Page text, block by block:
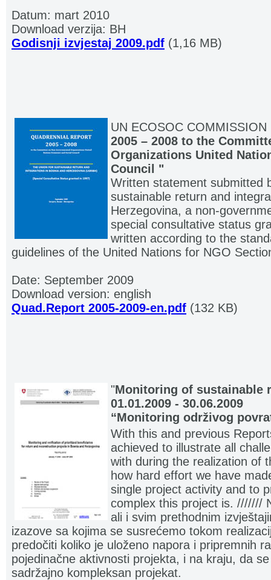
Datum: mart 2010
Download verzija: BH
Godisnji izvjestaj 2009.pdf (1,16 MB)
UN ECOSOC COMMISSION
2005 – 2008 to the
Organizations United
Council "
Written statement submitted
sustainable return and
Herzegovina, a non-
special consultative status
written according to the
guidelines of the United Nations for NGO
Date: September 2009
Download version: english
Quad.Report 2005-2009-en.pdf (132 KB)
"Monitoring of sustainable
01.01.2009 - 30.06.2009
“Monitoring održivog
With this and previous
achieved to illustrate all
with during the realization of
how hard effort we have
single project activity and to
complex this project is. ///////
ali i svim prethodnim
izazove sa kojima se susrećemo tokom
predočiti koliko je uloženo napora i pripremnih
pojedinačne aktivnosti projekta, i na kraju, da
sadržajno kompleksan projekat.